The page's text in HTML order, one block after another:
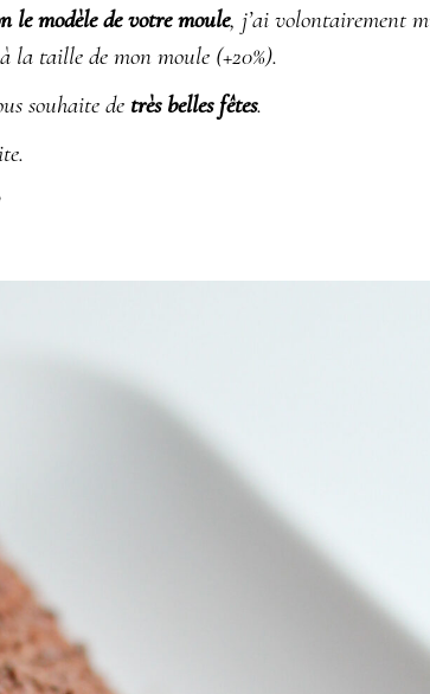
le modèle de votre moule, j’ai volontairement
taille de mon moule (+20%).
souhaite de très belles fêtes.